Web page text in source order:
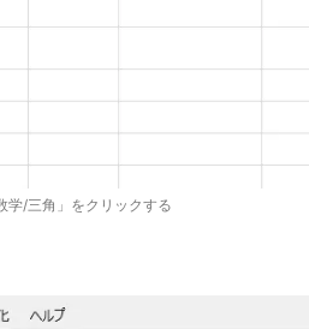
学/三角」をクリックする